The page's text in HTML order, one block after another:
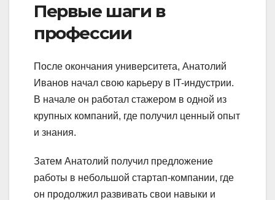
Первые шаги в
профессии
После окончания университета, Анатолий
Иванов начал свою карьеру в IT-индустрии.
В начале он работал стажером в одной из
крупных компаний, где получил ценный опыт
и знания.
Затем Анатолий получил предложение
работы в небольшой стартап-компании, где
он продолжил развивать свои навыки и